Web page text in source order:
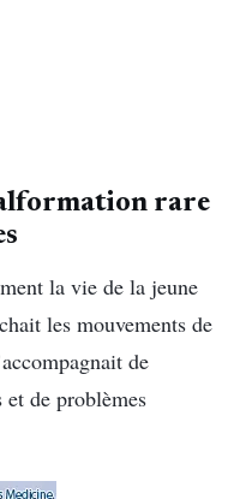
rare
la vie de la jeune
les mouvements de
de
de problèmes